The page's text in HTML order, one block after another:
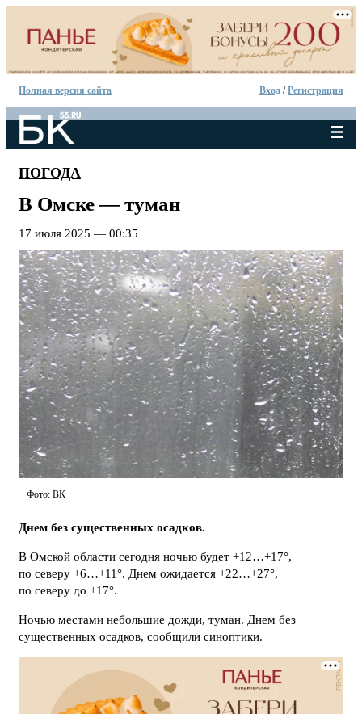
Полная версия сайта Вход /Регистрация
ПОГОДА
В Омске — туман
17 июля 2025 — 00:35
Фото: ВК
Днем без существенных осадков.
В Омской области сегодня ночью будет +12…+17°,
по северу +6…+11°. Днем ожидается +22…+27°,
по северу до +17°.
Ночью местами небольшие дожди, туман. Днем без
существенных осадков, сообщили синоптики.